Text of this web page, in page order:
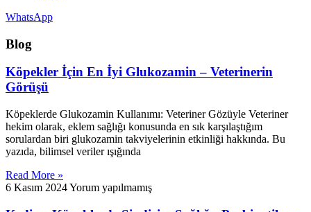
WhatsApp
Blog
Köpekler İçin En İyi Glukozamin – Veterinerin
Görüşü
Köpeklerde Glukozamin Kullanımı: Veteriner Gözüyle Veteriner
hekim olarak, eklem sağlığı konusunda en sık karşılaştığım
sorulardan biri glukozamin takviyelerinin etkinliği hakkında. Bu
yazıda, bilimsel veriler ışığında
Read More »
6 Kasım 2024Yorum yapılmamış